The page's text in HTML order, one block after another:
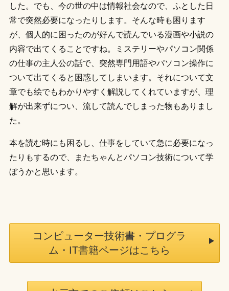
した。でも、今の世の中は情報社会なので、ふとした日
常で突然必要になったりします。そんな時も困ります
が、個人的に困ったのが好んで読んでいる漫画や小説の
内容で出てくることですね。ミステリーやパソコン関係
の仕事の主人公の話で、突然専門用語やパソコン操作に
ついて出てくると困惑してしまいます。それについて文
章でも絵でもわかりやすく解説してくれていますが、理
解が出来ずについ、流して読んでしまった物もありまし
た。
本を読む時にも困るし、仕事をしていて急に必要になっ
たりもするので、またちゃんとパソコン技術について学
ぼうかと思います。
コンピューター技術書・プログラ
ム・IT書籍ページはこちら